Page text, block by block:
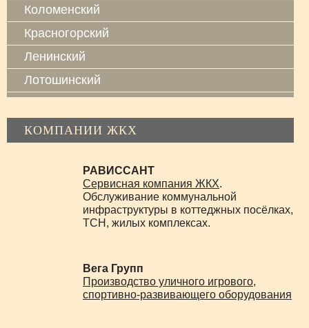
Коломенский
Красногорский
Ленинский
Лотошинский
Люберецкий
Мытищинский
Наро-Фоминский
Ногинский
Орехово-Зуевский
КОМПАНИИ ЖКХ
РАВИССАНТ
Сервисная компания ЖКХ.
Обслуживание коммунальной
инфраструктуры в коттеджных посёлках,
ТСН, жилых комплексах.
Вега Групп
Производство уличного игрового,
спортивно-развивающего оборудования